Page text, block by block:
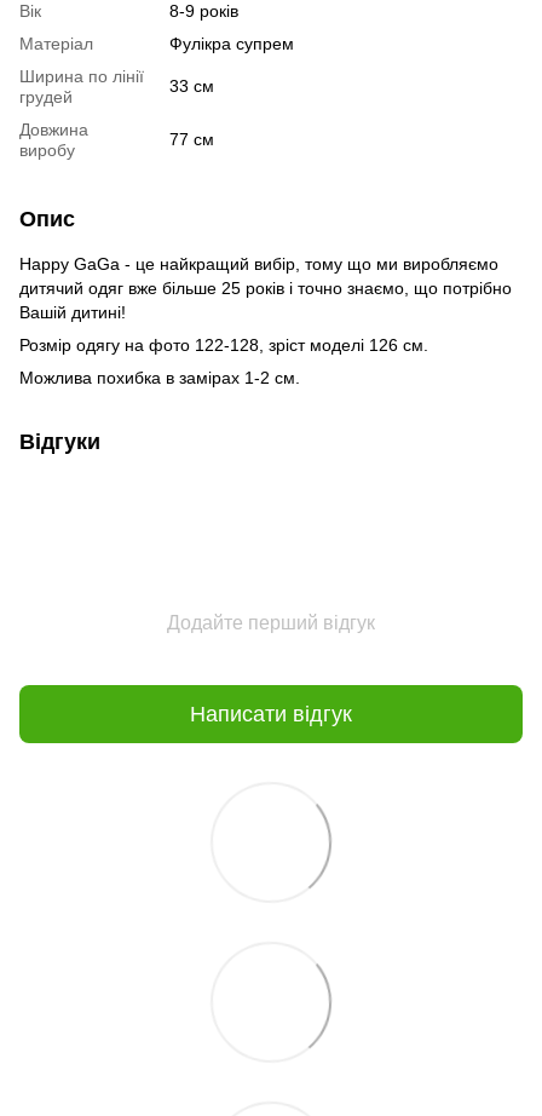
Вік
8-9 років
Матеріал
Фулікра супрем
Ширина по лінії
грудей
33 см
Довжина
виробу
77 см
Опис
Happy GaGa - це найкращий вибір, тому що ми виробляємо
дитячий одяг вже більше 25 років і точно знаємо, що потрібно
Вашій дитині!
Розмір одягу на фото 122-128, зріст моделі 126 см.
Можлива похибка в замірах 1-2 см.
Відгуки
Додайте перший відгук
Написати відгук